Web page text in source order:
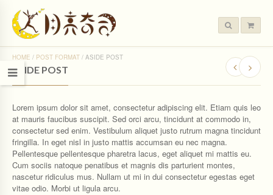
HOME / POST FORMAT / ASIDE POST
ASIDE POST
Lorem ipsum dolor sit amet, consectetur adipiscing elit. Etiam quis leo
at mauris faucibus suscipit. Sed orci arcu, tincidunt at commodo in,
consectetur sed enim. Vestibulum aliquet justo rutrum magna tincidunt
fringilla. In eget nisl in justo mattis accumsan eu nec magna.
Pellentesque pellentesque pharetra lacus, eget aliquet mi mattis eu.
Cum sociis natoque penatibus et magnis dis parturient montes,
nascetur ridiculus mus. Nullam ut mi in dui consectetur egestas eget
vitae odio. Morbi ut ligula arcu.